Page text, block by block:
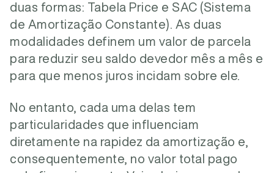
duas formas: Tabela Price e SAC (Sistema
de Amortização Constante). As duas
modalidades definem um valor de parcela
para reduzir seu saldo devedor mês a mês e
para que menos juros incidam sobre ele.
No entanto, cada uma delas tem
particularidades que influenciam
diretamente na rapidez da amortização e,
consequentemente, no valor total pago